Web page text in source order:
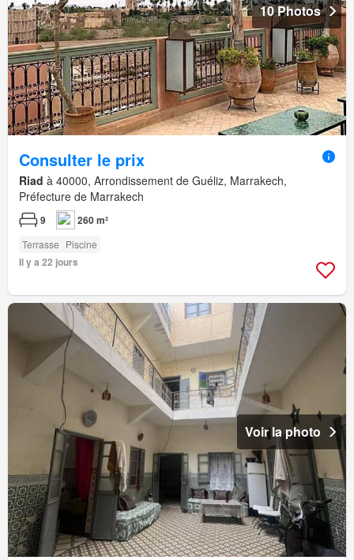
10 Photos
Consulter le prix
Riad à 40000, Arrondissement de Guéliz, Marrakech,
Préfecture de Marrakech
9 260 m²
Terrasse Piscine
Il y a 22 jours
Voir la photo